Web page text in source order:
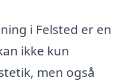
i Felsted er en
ikke kun
men også